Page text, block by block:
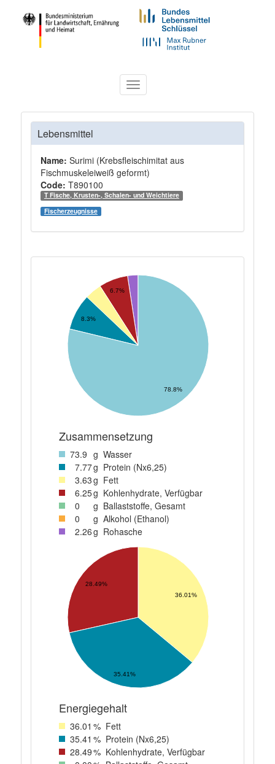
Toggle
navigation
Lebensmittel
Name: Surimi (Krebsfleischimitat aus
Fischmuskeleiweiß geformt)
Code: T890100
T Fische, Krusten-, Schalen- und Weichtiere
Fischerzeugnisse
6.7%
8.3%
78.8%
Zusammensetzung
73.9 g Wasser
7.77g Protein (Nx6,25)
3.63g Fett
6.25g Kohlenhydrate, Verfügbar
0
g Ballaststoffe, Gesamt
0
g Alkohol (Ethanol)
2.26g Rohasche
36.01%
28.49%
35.41%
Energiegehalt
36.01 % Fett
35.41 % Protein (Nx6,25)
28.49% Kohlenhydrate, Verfügbar